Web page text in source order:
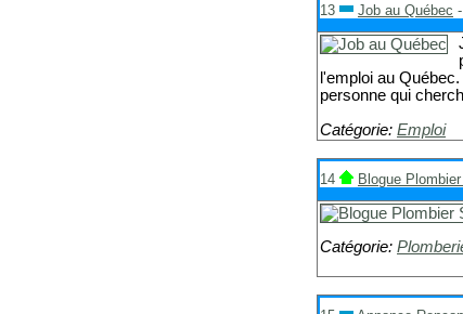
13 Job au Québec -
l'emploi au
personne qui
Catégorie: Emploi
14 Blogue
Catégorie: